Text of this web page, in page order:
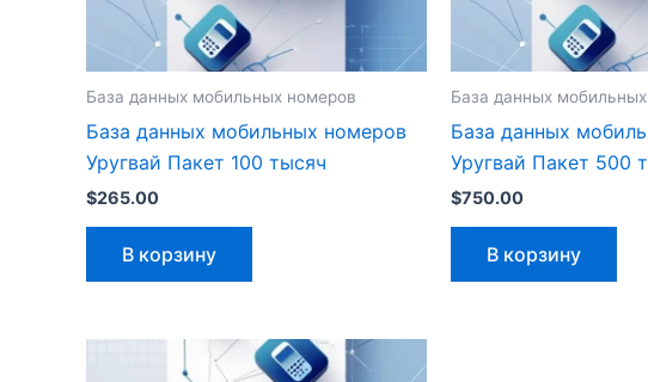
База данных мобильных номеров
База данных мобильных номеров
Уругвай Пакет 100 тысяч
$265.00
В корзину
База данных
База данных
Уругвай Пакет 500
$750.00
В корзину